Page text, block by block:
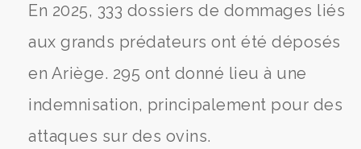
En 2025, 333 dossiers de dommages liés
aux grands prédateurs ont été déposés
en Ariège. 295 ont donné lieu à une
indemnisation, principalement pour des
attaques sur des ovins.